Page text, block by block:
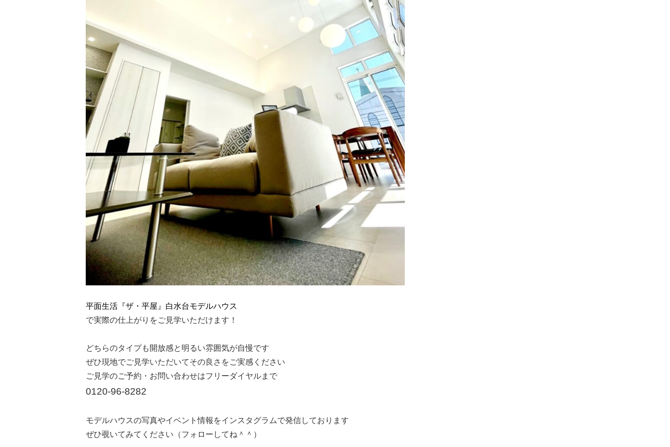
平面生活『ザ・平屋』白水台モデルハウス
で実際の仕上がりをご見学いただけます！
どちらのタイプも開放感と明るい雰囲気が自慢です
ぜひ現地でご見学いただいてその良さをご実感ください
ご見学のご予約・お問い合わせはフリーダイヤルまで
0120-96-8282
モデルハウスの写真やイベント情報をインスタグラムで発信しております
ぜひ覗いてみてください（フォローしてね＾＾）